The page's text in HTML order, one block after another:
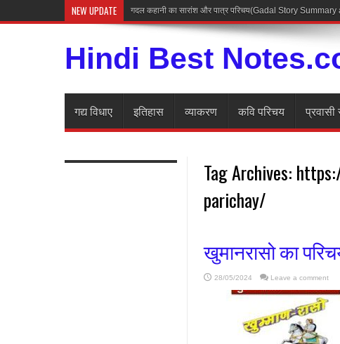
NEW UPDATE गदल कहानी का सारांश और पात्र परिचय(Gadal Story
Hindi Best
गद्य विधाए इतिहास व्याकरण कवि परिचय प्रवासी
Tag Archives:
parichay/
खुमानरासो का
28/05/2024 Leave a comment